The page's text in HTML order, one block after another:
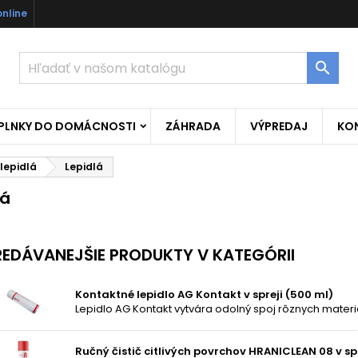

DO DOMÁCNOSTI ZÁHRADA VÝPREDAJ
lepidlá Lepidlá
PRODUKTY V KATEGÓRII
Kontaktné lepidlo AG Kontakt v spreji (500 ml)
Ručný čistič citlivých povrchov HRANICLEAN 08 v